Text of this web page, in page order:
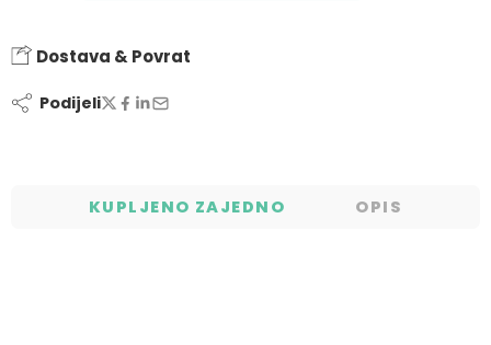
Dostava & Povrat
Podijeli
KUPLJENO ZAJEDNO OPIS